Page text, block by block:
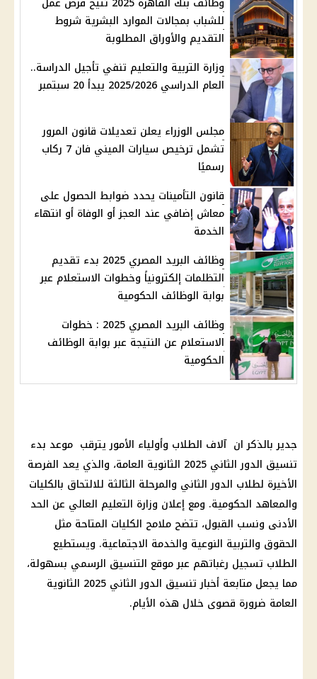
للشباب بمجالات الموارد البشرية شروط
التقديم والأوراق المطلوبة
وزارة التربية والتعليم تنفي تأجيل الدراسة..
العام الدراسي 2025/2026 يبدأ 20 سبتمبر
مجلس الوزراء يعلن تعديلات قانون المرور
تشمل ترخيص سيارات الميني فان 7 ركاب
رسميًا
قانون التأمينات يحدد ضوابط الحصول على
معاش إضافي عند العجز أو الوفاة أو انتهاء
الخدمة
وظائف البريد المصري 2025 بدء تقديم
التظلمات إلكترونياً وخطوات الاستعلام عبر
بوابة الوظائف الحكومية
وظائف البريد المصري 2025 : خطوات
الاستعلام عن النتيجة عبر بوابة الوظائف
الحكومية
جدير بالذكر ان آلاف الطلاب وأولياء الأمور يترقب موعد بدء
تنسيق الدور الثاني 2025
الثانوية العامة، والذي يعد الفرصة
الأخيرة لطلاب الدور الثاني والمرحلة الثالثة للالتحاق بالكليات
والمعاهد الحكومية. ومع إعلان وزارة التعليم العالي عن الحد
الأدنى ونسب القبول، تتضح ملامح الكليات المتاحة مثل
الحقوق والتربية النوعية والخدمة الاجتماعية. ويستطيع
الطلاب تسجيل رغباتهم عبرموقع التنسيق الرسمي بسهولة،
مما يجعل متابعة أخبار تنسيق الدور الثاني 2025 الثانوية
العامة ضرورة قصوى خلال هذه الأيام.